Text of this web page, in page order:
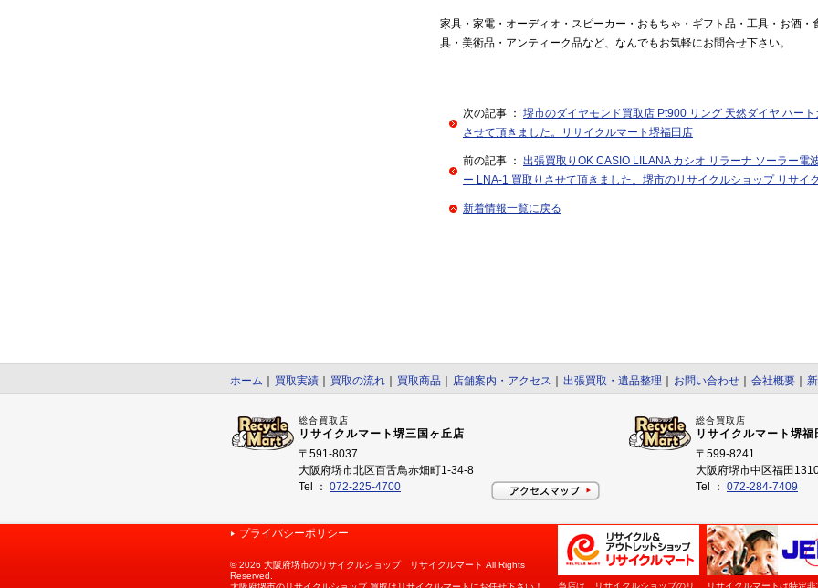
家具・家電・オーディオ・スピーカー・おもちゃ・ギフト品・工具・お酒・
具・美術品・アンティーク品など、なんでもお気軽にお問合せ下さい。
次の記事 ： 堺市のダイヤモンド買取店 Pt900 リング 天然ダイヤ ハー
させて頂きました。リサイクルマート堺福田店
前の記事 ： 出張買取りOK CASIO LILANA カシオ リラーナ ソーラー電
ー LNA-1 買取りさせて頂きました。堺市のリサイクルショップ リサイ
新着情報一覧に戻る
ホーム 買取実績 買取の流れ 買取商品 店舗案内・アクセス 出張買取・遺品整理 お問い合わせ 会社概要
総合買取店
リサイクルマート堺三国ヶ丘店
〒591-8037
大阪府堺市北区百舌鳥赤畑町1-34-8
Tel ： 072-225-4700
総合買取店
リサイクルマート堺福
〒599-8241
大阪府堺市中区福田
Tel ： 072-284-7409
プライバシーポリシー
©2026 大阪府堺市のリサイクルショップ リサイクルマート All Rights
Reserved.
当店は、リサイクルショップのリ リサイクルマートは特定